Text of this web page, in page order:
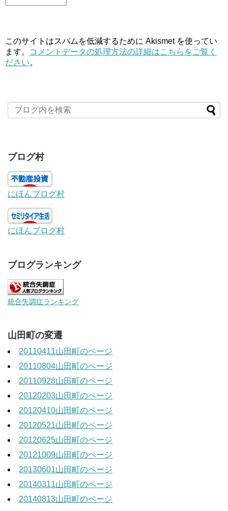
このサイトはスパムを低減するために Akismet を使ってい
ます。
コメントデータの処理方法の詳細はこちらをご覧く
ださい。
ブログ村
にほんブログ村
にほんブログ村
ブログランキング
統合失調症ランキング
山田町の変遷
20110411山田町のページ
20110804山田町のページ
20110928山田町のページ
20120203山田町のページ
20120410山田町のページ
20120521山田町のページ
20120625山田町のページ
20121009山田町のページ
20130601山田町のページ
20140311山田町のページ
20140813山田町のページ